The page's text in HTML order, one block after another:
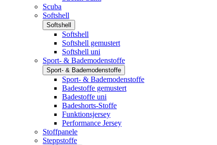
Scuba
Softshell
Softshell
Softshell
Softshell gemustert
Softshell uni
Sport- & Bademodenstoffe
Sport- & Bademodenstoffe
Sport- & Bademodenstoffe
Badestoffe gemustert
Badestoffe uni
Badeshorts-Stoffe
Funktionsjersey
Performance Jersey
Stoffpanele
Steppstoffe